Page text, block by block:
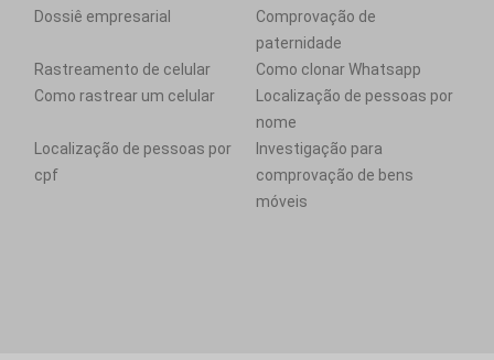
Dossiê empresarial
Comprovação de
paternidade
Rastreamento de celular
Como clonar Whatsapp
Como rastrear um celular
Localização de pessoas por
nome
Localização de pessoas por
cpf
Investigação para
comprovação de bens
móveis